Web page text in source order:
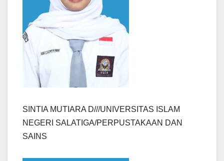
SINTIA MUTIARA D///UNIVERSITAS ISLAM
NEGERI SALATIGA/PERPUSTAKAAN DAN
SAINS